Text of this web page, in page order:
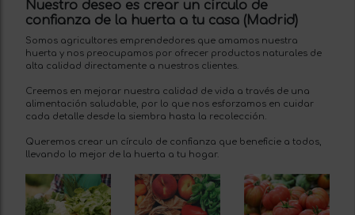
Nuestro deseo es crear un círculo de
confianza de la huerta a tu casa (Madrid)
Somos agricultores emprendedores que amamos nuestra
huerta y nos preocupamos por ofrecer productos naturales de
alta calidad directamente a nuestros clientes.
Creemos en mejorar nuestra calidad de vida a través de una
alimentación saludable, por lo que nos esforzamos en cuidar
cada detalle desde la siembra hasta la recolección.
Queremos crear un círculo de confianza que beneficie a todos,
llevando lo mejor de la huerta a tu hogar.